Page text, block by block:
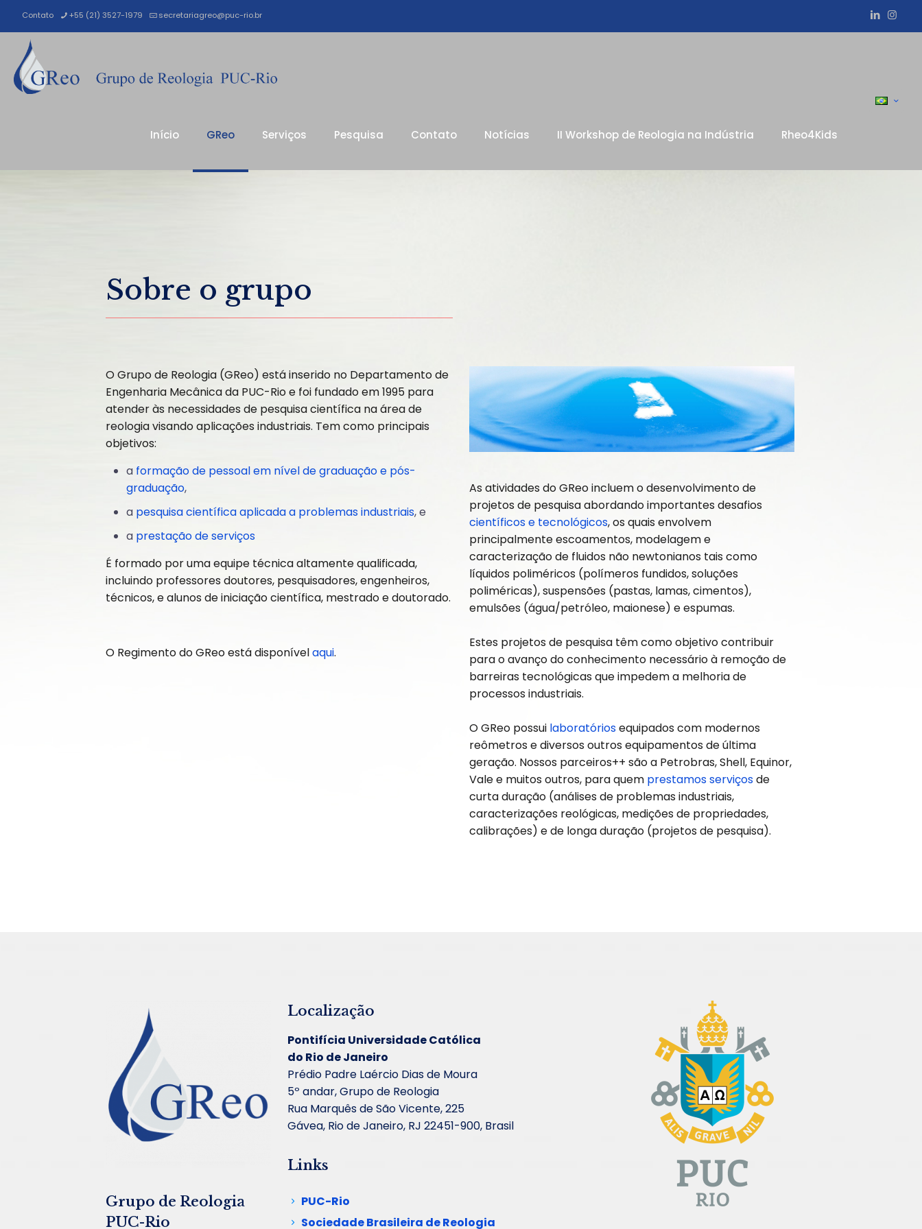
Contato +55 (21) 3527-1979 secretariagreo@puc-rio.br
Início GReo Serviços Pesquisa Contato Notícias II Workshop de Reologia na Indústria Rheo4Kids
Sobre o grupo
O Grupo de Reologia (GReo) está inserido no Departamento de
Engenharia Mecânica da PUC-Rio e foi fundado em 1995 para
atender às necessidades de pesquisa científica na área de
reologia visando aplicações industriais. Tem como principais
objetivos:
a formação de pessoal em nível de graduação e pós-
graduação,
a pesquisa científica aplicada a problemas industriais, e
a prestação de serviços
É formado por uma equipe técnica altamente qualificada,
incluindo professores doutores, pesquisadores, engenheiros,
técnicos, e alunos de iniciação científica, mestrado e doutorado.
O Regimento do GReo está disponívelaqui.
As atividades do GReo incluem o desenvolvimento de
projetos de pesquisa abordando importantes desafios
científicos e tecnológicos, os quais envolvem
principalmente escoamentos, modelagem e
caracterização de fluidos não newtonianos tais como
líquidos poliméricos (polímeros fundidos, soluções
poliméricas), suspensões (pastas, lamas, cimentos),
emulsões (água/petróleo, maionese) e espumas.
Estes projetos de pesquisa têm como objetivo contribuir
para o avanço do conhecimento necessário à remoção de
barreiras tecnológicas que impedem a melhoria de
processos industriais.
O GReo possui laboratóriosequipados com modernos
reômetros e diversos outros equipamentos de última
geração. Nossos parceiros++ são a Petrobras, Shell, Equinor,
Vale e muitos outros, para quem prestamos serviçosde
curta duração (análises de problemas industriais,
caracterizações reológicas, medições de propriedades,
calibrações) e de longa duração (projetos de pesquisa).
Grupo de Reologia
PUC-Rio
Localização
Pontifícia Universidade Católica
do Rio de Janeiro
Prédio Padre Laércio Dias de Moura
5º andar, Grupo de Reologia
Rua Marquês de São Vicente, 225
Gávea, Rio de Janeiro, RJ 22451-900, Brasil
Links
PUC-Rio
Sociedade Brasileira de Reologia